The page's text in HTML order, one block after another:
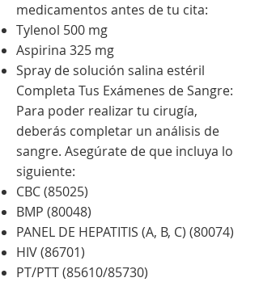
medicamentos antes de tu cita:
Tylenol 500 mg
Aspirina 325 mg
Spray de solución salina estéril
Completa Tus Exámenes de Sangre:
Para poder realizar tu cirugía,
deberás completar un análisis de
sangre. Asegúrate de que incluya lo
siguiente:
CBC (85025)
BMP (80048)
PANEL DE HEPATITIS (A, B, C) (80074)
HIV (86701)
PT/PTT (85610/85730)